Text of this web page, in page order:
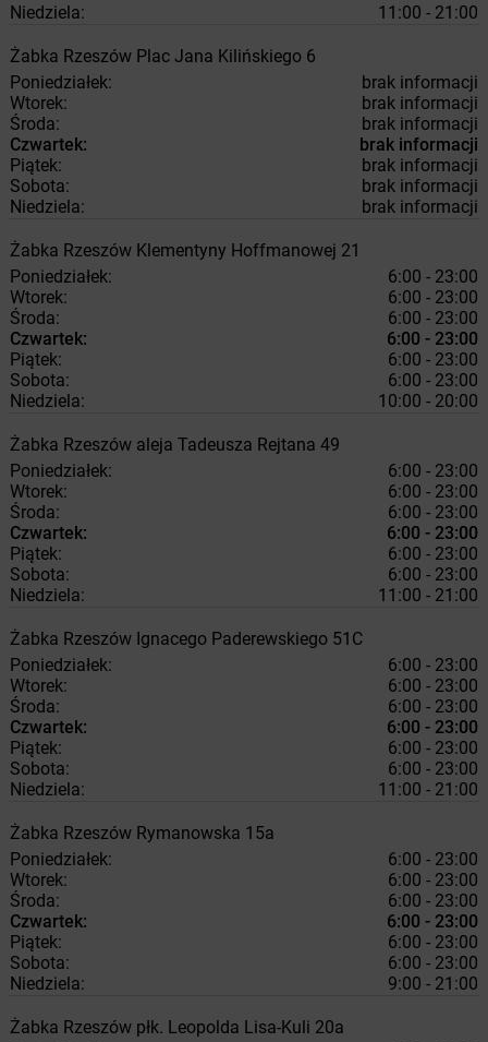
Niedziela:
11:00 - 21:00
Żabka Rzeszów Plac Jana Kilińskiego 6
Poniedziałek:
brak informacji
Wtorek:
brak informacji
Środa:
brak informacji
Czwartek:
brak informacji
Piątek:
brak informacji
Sobota:
brak informacji
Niedziela:
brak informacji
Żabka Rzeszów Klementyny Hoffmanowej 21
Poniedziałek:
6:00 - 23:00
Wtorek:
6:00 - 23:00
Środa:
6:00 - 23:00
Czwartek:
6:00 - 23:00
Piątek:
6:00 - 23:00
Sobota:
6:00 - 23:00
Niedziela:
10:00 - 20:00
Żabka Rzeszów aleja Tadeusza Rejtana 49
Poniedziałek:
6:00 - 23:00
Wtorek:
6:00 - 23:00
Środa:
6:00 - 23:00
Czwartek:
6:00 - 23:00
Piątek:
6:00 - 23:00
Sobota:
6:00 - 23:00
Niedziela:
11:00 - 21:00
Żabka Rzeszów Ignacego Paderewskiego 51C
Poniedziałek:
6:00 - 23:00
Wtorek:
6:00 - 23:00
Środa:
6:00 - 23:00
Czwartek:
6:00 - 23:00
Piątek:
6:00 - 23:00
Sobota:
6:00 - 23:00
Niedziela:
11:00 - 21:00
Żabka Rzeszów Rymanowska 15a
Poniedziałek:
6:00 - 23:00
Wtorek:
6:00 - 23:00
Środa:
6:00 - 23:00
Czwartek:
6:00 - 23:00
Piątek:
6:00 - 23:00
Sobota:
6:00 - 23:00
Niedziela:
9:00 - 21:00
Żabka Rzeszów płk. Leopolda Lisa-Kuli 20a